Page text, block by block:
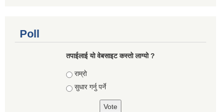
Poll
तपाई‌लाई यो वेबसाइट कस्तो लाग्यो ?
Choices
राम्रो
सुधार गर्नु पर्ने